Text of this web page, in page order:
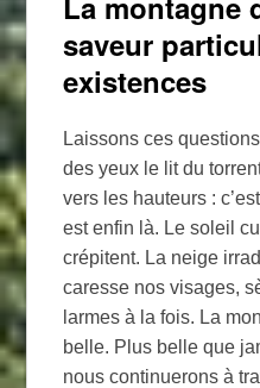
saveur
existences
Laissons ces
des yeux le lit du
vers les hauteurs :
est enfin là. Le soleil
crépitent. La neige
caresse nos visages,
larmes à la fois. La
belle. Plus belle que
nous continuerons à